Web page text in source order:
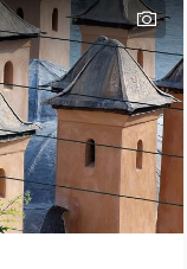
text
text